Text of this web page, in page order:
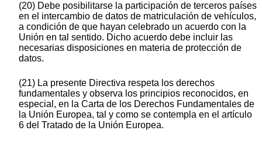
(20) Debe posibilitarse la participación de terceros países
en el intercambio de datos de matriculación de vehículos,
a condición de que hayan celebrado un acuerdo con la
Unión en tal sentido. Dicho acuerdo debe incluir las
necesarias disposiciones en materia de protección de
datos.
(21) La presente Directiva respeta los derechos
fundamentales y observa los principios reconocidos, en
especial, en la Carta de los Derechos Fundamentales de
la Unión Europea, tal y como se contempla en el artículo
6 del Tratado de la Unión Europea.